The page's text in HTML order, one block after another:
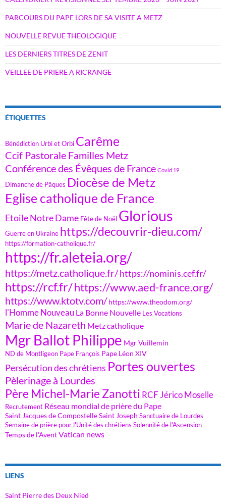
PARCOURS DU PAPE LORS DE SA VISITE A METZ
NOUVELLE REVUE THEOLOGIQUE
LES DERNIERS TITRES DE ZENIT
VEILLEE DE PRIERE A RICRANGE
ÉTIQUETTES
Bénédiction Urbi et Orbi Carême
Ccif Pastorale Familles Metz
Conférence des Évêques de France Covid 19
Dimanche de Pâques Diocèse de Metz
Eglise catholique de France
Etoile Notre Dame Fête de Noël Glorious
Guerre en Ukraine https://decouvrir-dieu.com/
https://formation-catholique.fr/
https://fr.aleteia.org/
https://metz.catholique.fr/https://nominis.cef.fr/
https://rcf.fr/https://www.aed-france.org/
https://www.ktotv.com/ https://www.theodom.org/
l'Homme Nouveau La Bonne Nouvelle Les Vocations
Marie de Nazareth Metz catholique
Mgr Ballot Philippe Mgr Vuillemin
ND de Montligeon Pape François Pape Léon XIV
Persécution des chrétiens Portes ouvertes
Pèlerinage à Lourdes
Père Michel-Marie Zanotti RCF Jérico Moselle
Recrutement Réseau mondial de prière du Pape
Saint Jacques de CompostelleSaint Joseph Sanctuaire de Lourdes
Semaine de prière pour l'Unité des chrétiens Solennité de l'Ascension
Temps de l'AventVatican news
LIENS
Saint Pierre des Deux Nied